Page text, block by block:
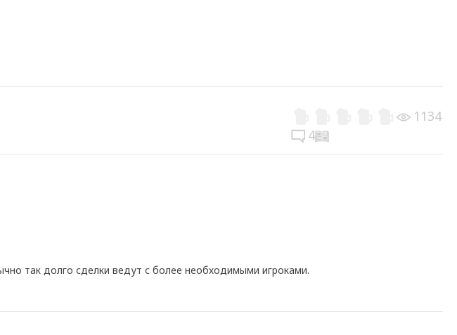
1134
4
так долго сделки ведут с более необходимыми игроками.